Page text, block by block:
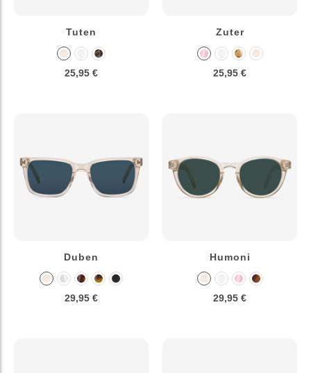
Tuten
25,95 €
Zuter
25,95 €
Duben
29,95 €
Humoni
29,95 €